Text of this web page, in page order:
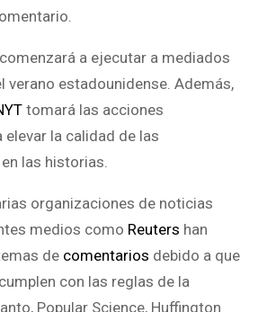
a ejecutar a mediados
verano estadounidense. Además,
tomará las acciones
elevar la calidad de las
las historias.
organizaciones de noticias
medios como Reuters han
de comentarios debido a que
con las reglas de la
Popular Science, Huffington